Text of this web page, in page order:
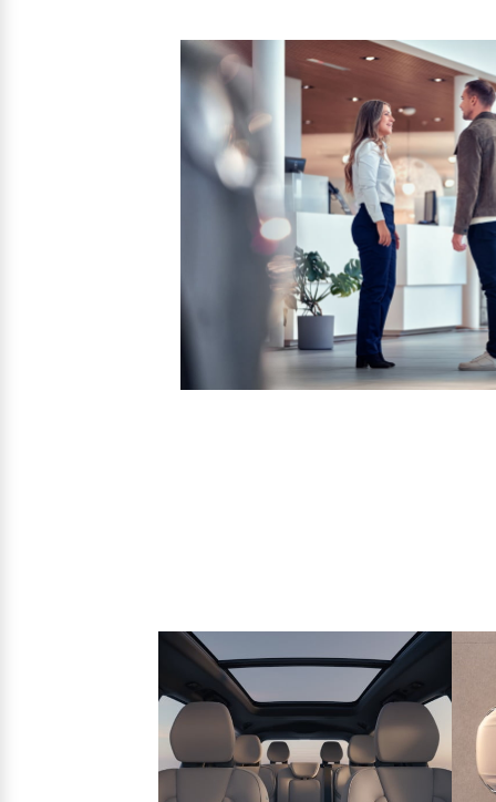
Mehr erfahren
Frühjahrscheck
Entdecken Sie unsere saisonalen
Mehr erfahren
Finanzierung & Leasing